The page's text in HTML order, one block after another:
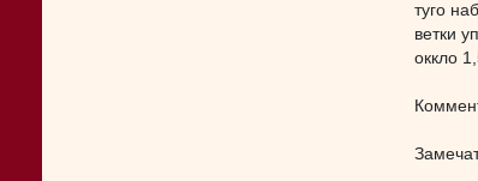
туго
ветки
оккло